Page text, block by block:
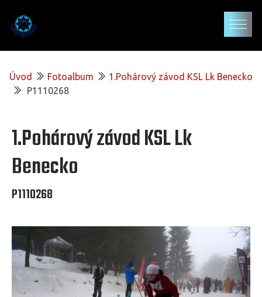
Úvod Fotoalbum
1.Pohárový závod KSL Lk Benecko
P1110268
1.Pohárový závod KSL Lk
Benecko
P1110268